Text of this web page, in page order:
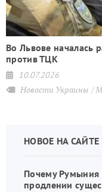
Во Львове началась
против ТЦК
10.07.2026
Новости Украины
НОВОЕ НА САЙТЕ
Почему Румыния
продлении